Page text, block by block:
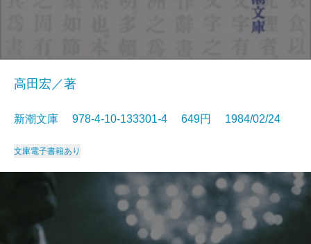
高田宏／著
新潮文庫 978-4-10-133301-4 649円 1984/02/24
文庫電子書籍あり